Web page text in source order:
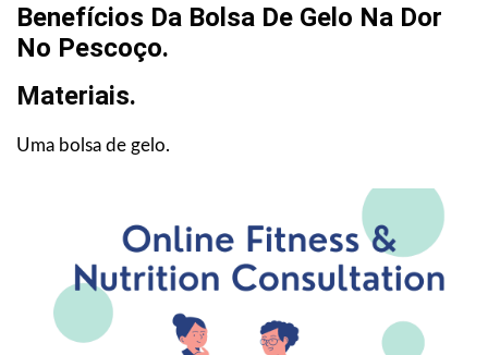
Benefícios Da Bolsa De Gelo Na Dor
No Pescoço.
Materiais.
Uma bolsa de gelo.